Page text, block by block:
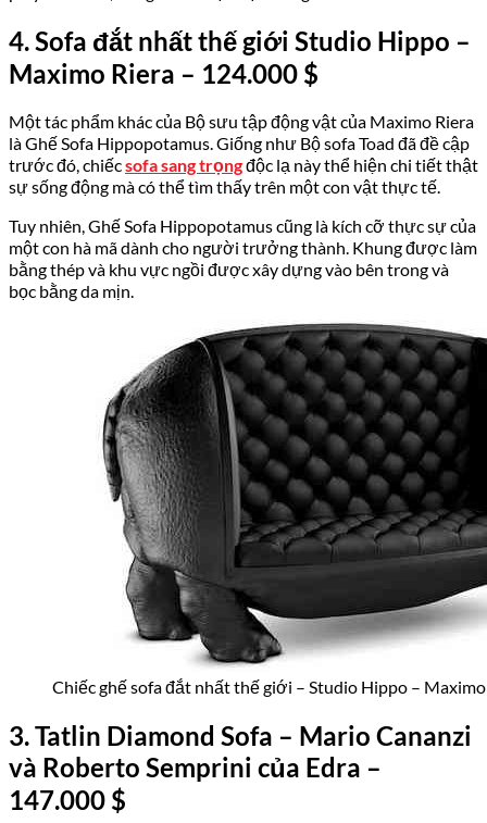
4. Sofa đắt nhất thế giới Studio Hippo –
Maximo Riera – 124.000 $
Một tác phẩm khác của Bộ sưu tập động vật của Maximo Riera
là Ghế Sofa Hippopotamus. Giống như Bộ sofa Toad đã đề cập
trước đó, chiếcsofa sang trọngđộc lạ này thể hiện chi tiết thật
sự sống động mà có thể tìm thấy trên một con vật thực tế.
Tuy nhiên, Ghế Sofa Hippopotamus cũng là kích cỡ thực sự của
một con hà mã dành cho người trưởng thành. Khung được làm
bằng thép và khu vực ngồi được xây dựng vào bên trong và
bọc bằng da mịn.
Chiếc ghế sofa đắt nhất thế giới – Studio Hippo –
3. Tatlin Diamond Sofa – Mario Cananzi
và Roberto Semprini của Edra –
147.000 $